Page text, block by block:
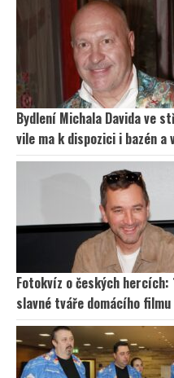
Bydlení Michala Davida ve
vile ma k dispozici i bazén
Fotokvíz o českých
slavné tváře domácího